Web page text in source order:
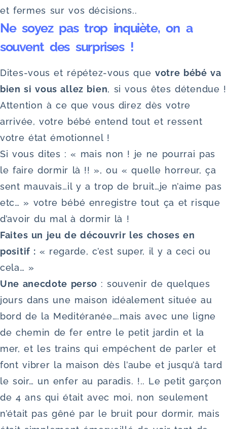
et fermes sur vos décisions..
Ne soyez pas trop inquiète, on a
souvent des surprises !
Dites-vous et répétez-vous que votre bébé va
bien si vous allez bien, si vous êtes détendue !
Attention à ce que vous direz dès votre
arrivée, votre bébé entend tout et ressent
votre état émotionnel !
Si vous dites : « mais non ! je ne pourrai pas
le faire dormir là !! », ou « quelle horreur, ça
sent mauvais…il y a trop de bruit…je n’aime pas
etc… » votre bébé enregistre tout ça et risque
d’avoir du mal à dormir là !
Faites un jeu de découvrir les choses en
positif : « regarde, c’est super, il y a ceci ou
cela… »
Une anecdote perso : souvenir de quelques
jours dans une maison idéalement située au
bord de la Meditéranée….mais avec une ligne
de chemin de fer entre le petit jardin et la
mer, et les trains qui empéchent de parler et
font vibrer la maison dès l’aube et jusqu’â tard
le soir… un enfer au paradis. !.. Le petit garçon
de 4 ans qui était avec moi, non seulement
n’était pas gêné par le bruit pour dormir, mais